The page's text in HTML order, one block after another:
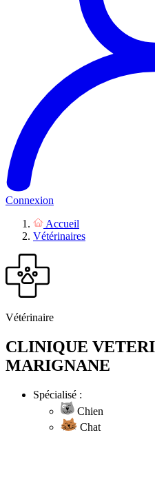
Connexion
Accueil
Vétérinaires
Vétérinaire
CLINIQUE
MARIGNANE
Spécialisé :
Chien
Chat